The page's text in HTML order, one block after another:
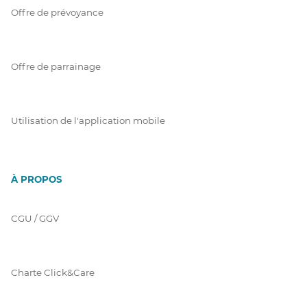
Offre de prévoyance
Offre de parrainage
Utilisation de l'application mobile
À PROPOS
CGU / GGV
Charte Click&Care